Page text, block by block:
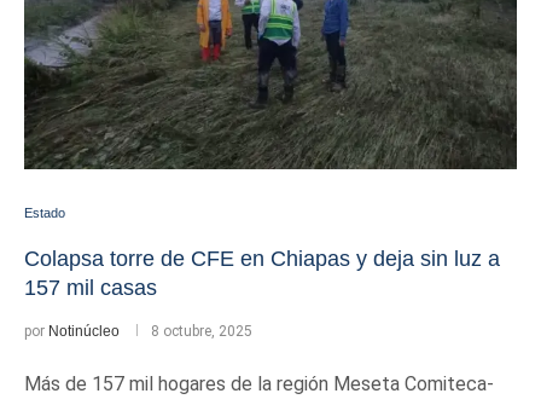
Estado
Colapsa torre de CFE en Chiapas y deja sin luz a
157 mil casas
por Notinúcleo 8 octubre, 2025
Más de 157 mil hogares de la región Meseta Comiteca-